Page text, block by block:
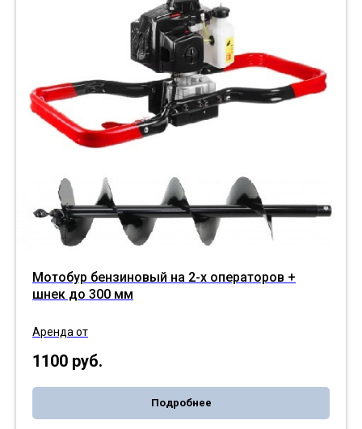
Мотобур бензиновый на 2-х операторов +
шнек до 300 мм
Аренда от
1100 руб.
Подробнее